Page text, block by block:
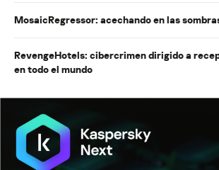
MosaicRegressor: acechando en las
RevengeHotels: cibercrimen dirigido a
en todo el mundo